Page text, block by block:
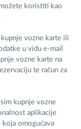
koristiti kao
vozne karte ili
u vidu e-mail
vozne karte na
te račun za
kupnje vozne
aplikacije
omogućava